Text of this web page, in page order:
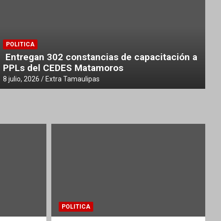
CEDES
“Palabras en
POLITICA
Entregan 302 constancias de capacitación a
PPLs del CEDES Matamoros
8 julio, 2026 Extra Tamaulipas
POLITICA